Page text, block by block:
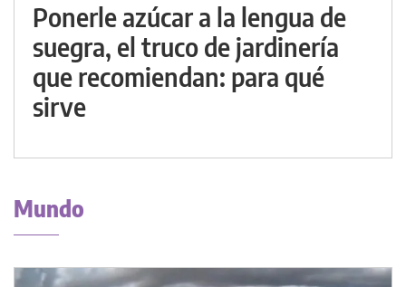
Ponerle azúcar a la lengua de
suegra, el truco de jardinería
que recomiendan: para qué
sirve
Mundo